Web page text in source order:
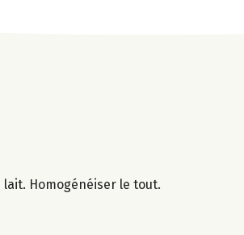
Homogénéiser le tout.